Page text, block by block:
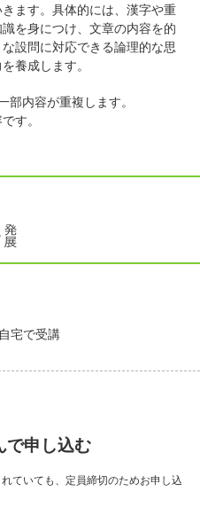
ます。具体的には、漢字や重
を身につけ、文章の内容を的
設問に対応できる論理的な思
養成します。
部内容が重複します。
す。
宅で受講
で申し込む
ていても、定員締切のためお申し込